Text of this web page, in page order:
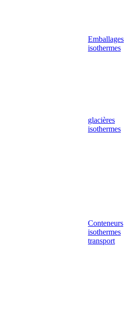
Emballages
isothermes
glacières
isothermes
Conteneurs
isothermes
transport